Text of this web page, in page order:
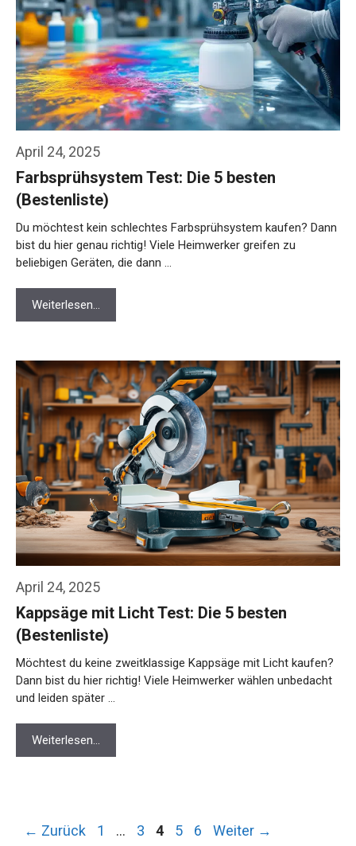
April 24, 2025
Farbsprühsystem Test: Die 5 besten
(Bestenliste)
Du möchtest kein schlechtes Farbsprühsystem kaufen? Dann
bist du hier genau richtig! Viele Heimwerker greifen zu
beliebigen Geräten, die dann …
Weiterlesen…
April 24, 2025
Kappsäge mit Licht Test: Die 5 besten
(Bestenliste)
Möchtest du keine zweitklassige Kappsäge mit Licht kaufen?
Dann bist du hier richtig! Viele Heimwerker wählen unbedacht
und leiden später …
Weiterlesen…
← Zurück Seite
1 … Seite
3 Seite
4 Seite
5 Seite
6 Weiter →